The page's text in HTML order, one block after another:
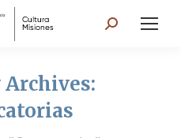
Search:
Archives: